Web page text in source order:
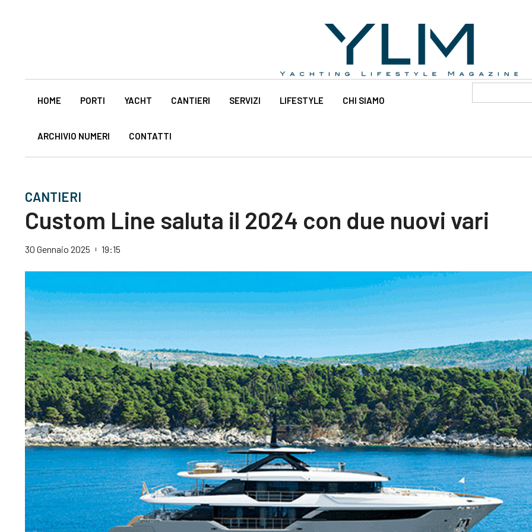
HOME PORTI YACHT CANTIERI SERVIZI LIFESTYLE CHI SIAMO
ARCHIVIO NUMERI CONTATTI
CANTIERI
Custom Line saluta il 2024 con due nuovi vari
30 Gennaio 2025 19:15